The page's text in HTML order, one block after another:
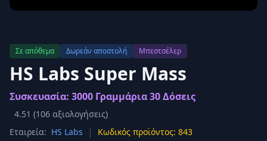
Σε απόθεμα Δωρεάν αποστολή Μπεστσέλερ
HS Labs Super Mass
Συσκευασία: 3000 Γραμμάρια 30 Δόσεις
4.51 (106 αξιολογήσεις)
Εταιρεία: HS Labs | Κωδικός προϊόντος: 843